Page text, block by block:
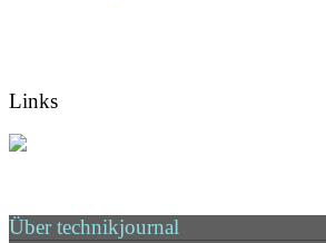
Links
Über technikjournal